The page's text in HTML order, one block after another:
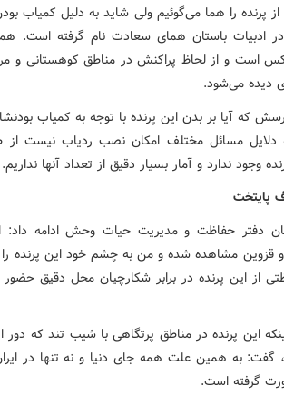
پرنده را هما می‌گوئیم ولی شاید به دلیل کمیاب
ادبیات باستان همای سعادت نام گرفته است. هما
است و از لحاظ پراکنش در مناطق کوهستانی و
دیده می‌شود.
که آیا بر بدن این پرنده با توجه به کمیاب
دلایل مسائل مختلف امکان نصب ردیاب نیست
وجود ندارد و آمار بسیار دقیق از تعداد آنها نداریم.
پایتخت
دفتر حفاظت و مدیریت حیات وحش ادامه داد:
و قزوین مشاهده شده و من به چشم خود این پرنده
از این پرنده در برابر شکارچیان محل دقیق حضور
اینکه این پرنده در مناطق پرتگاهی با شیب تند که
گفت: به همین علت همه جای دنیا و نه تنها در
گرفته است.